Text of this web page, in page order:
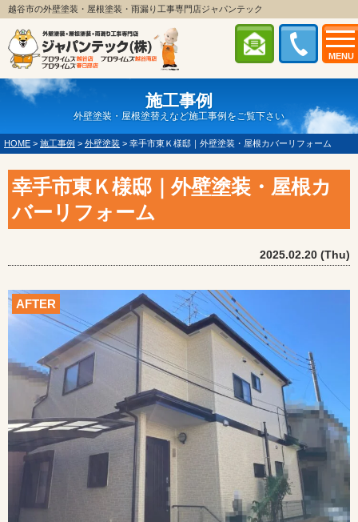
MENU
越谷市の外壁塗装・屋根塗装・雨漏り工事専門店ジャパンテック
施工事例
外壁塗装・屋根塗替えなど施工事例をご覧下さい
HOME > 施工事例 > 外壁塗装 > 幸手市東Ｋ様邸｜外壁塗装・屋根カバーリフォーム
幸手市東Ｋ様邸｜外壁塗装・屋根カ
バーリフォーム
2025.02.20 (Thu)
AFTER